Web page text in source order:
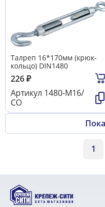
Талреп 16*170мм (крюк-
кольцо) DIN1480
226₽
Артикул 1480-М16/
СО
1